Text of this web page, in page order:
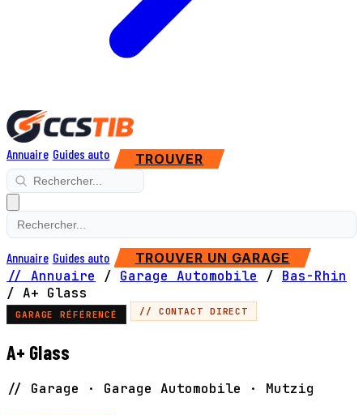
Annuaire Guides auto TROUVER
Annuaire Guides auto TROUVER UN GARAGE
// Annuaire / Garage Automobile / Bas-Rhin
/ A+ Glass
GARAGE RÉFÉRENCÉ // CONTACT DIRECT
A+ Glass
// Garage · Garage Automobile · Mutzig